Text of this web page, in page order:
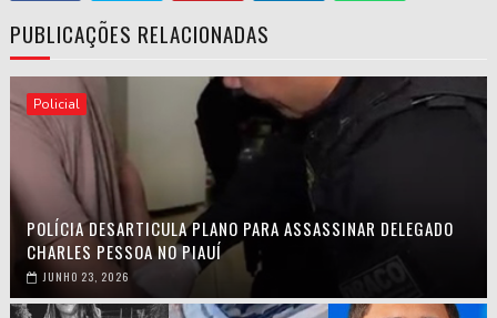
PUBLICAÇÕES RELACIONADAS
Policial
POLÍCIA DESARTICULA PLANO PARA ASSASSINAR DELEGADO
CHARLES PESSOA NO PIAUÍ
JUNHO 23, 2026